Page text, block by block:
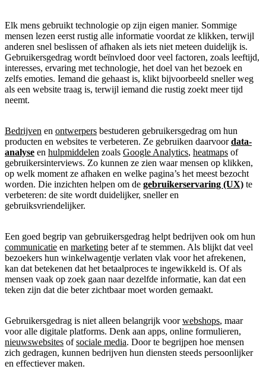
Elk mens gebruikt technologie op zijn eigen manier. Sommige
mensen lezen eerst rustig alle informatie voordat ze klikken, terwijl
anderen snel beslissen of afhaken als iets niet meteen duidelijk is.
Gebruikersgedrag wordt beïnvloed door veel factoren, zoals leeftijd,
interesses, ervaring met technologie, het doel van het bezoek en
zelfs emoties. Iemand die gehaast is, klikt bijvoorbeeld sneller weg
als een website traag is, terwijl iemand die rustig zoekt meer tijd
neemt.
Bedrijven en ontwerpers bestuderen gebruikersgedrag om hun
producten en websites te verbeteren. Ze gebruiken daarvoordata-
analyse en hulpmiddelen zoals Google Analytics, heatmaps of
gebruikersinterviews. Zo kunnen ze zien waar mensen op klikken,
op welk moment ze afhaken en welke pagina’s het meest bezocht
worden. Die inzichten helpen om de gebruikerservaring (UX) te
verbeteren: de site wordt duidelijker, sneller en
gebruiksvriendelijker.
Een goed begrip van gebruikersgedrag helpt bedrijven ook om hun
communicatie en marketing beter af te stemmen. Als blijkt dat veel
bezoekers hun winkelwagentje verlaten vlak voor het afrekenen,
kan dat betekenen dat het betaalproces te ingewikkeld is. Of als
mensen vaak op zoek gaan naar dezelfde informatie, kan dat een
teken zijn dat die beter zichtbaar moet worden gemaakt.
Gebruikersgedrag is niet alleen belangrijk voorwebshops, maar
voor alle digitale platforms. Denk aan apps, online formulieren,
nieuwswebsites ofsociale media. Door te begrijpen hoe mensen
zich gedragen, kunnen bedrijven hun diensten steeds persoonlijker
en effectiever maken.